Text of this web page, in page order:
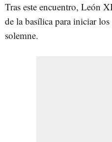
Tras este encuentro, León
de la basílica para iniciar
solemne.